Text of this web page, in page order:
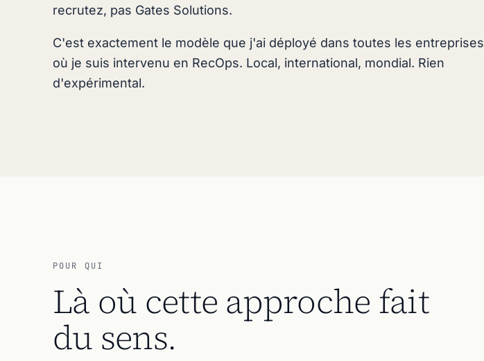
recrutez, pas Gates Solutions.
C'est exactement le modèle que j'ai déployé dans toutes les entreprises
où je suis intervenu en RecOps. Local, international, mondial. Rien
d'expérimental.
POUR QUI
Là où cette approche fait
du sens.